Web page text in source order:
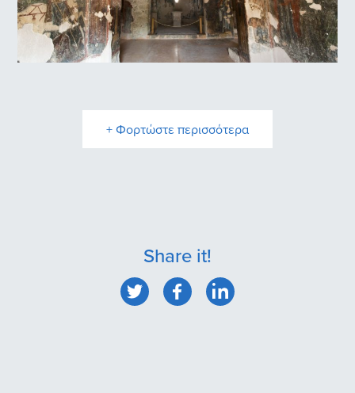
+ Φορτώστε περισσότερα
Share it!